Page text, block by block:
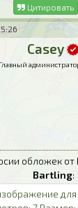
Цитировать
Casey
Главный
обложек от
Bartling: